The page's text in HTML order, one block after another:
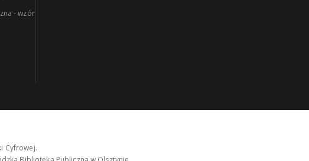
- wzór
Cyfrowej.